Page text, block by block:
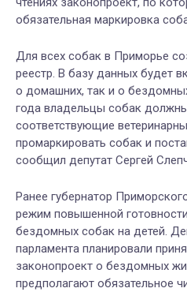
обязательная маркировка
Для всех собак в Приморье
реестр. В базу данных будет
о домашних, так и о
года владельцы собак
соответствующие
промаркировать собак и
сообщил депутат Сергей
Ранее губернатор
режим повышенной
бездомных собак на детей.
парламента планировали
законопроект о бездомных
предполагают обязательное